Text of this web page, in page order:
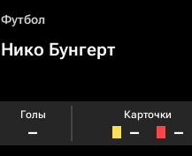
Футбол
Нико Бунгерт
Голы
–
Карточки
– –